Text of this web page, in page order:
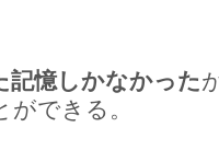
記憶しかなかった
できる。